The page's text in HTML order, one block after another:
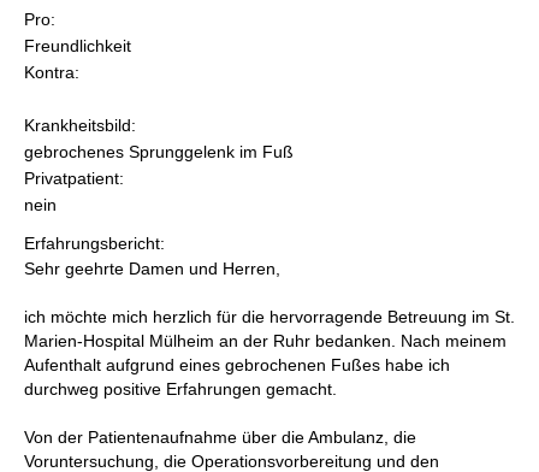
Pro:
Freundlichkeit
Kontra:
Krankheitsbild:
gebrochenes Sprunggelenk im Fuß
Privatpatient:
nein
Erfahrungsbericht:
Sehr geehrte Damen und Herren,
ich möchte mich herzlich für die hervorragende Betreuung im St.
Marien-Hospital Mülheim an der Ruhr bedanken. Nach meinem
Aufenthalt aufgrund eines gebrochenen Fußes habe ich
durchweg positive Erfahrungen gemacht.
Von der Patientenaufnahme über die Ambulanz, die
Voruntersuchung, die Operationsvorbereitung und den